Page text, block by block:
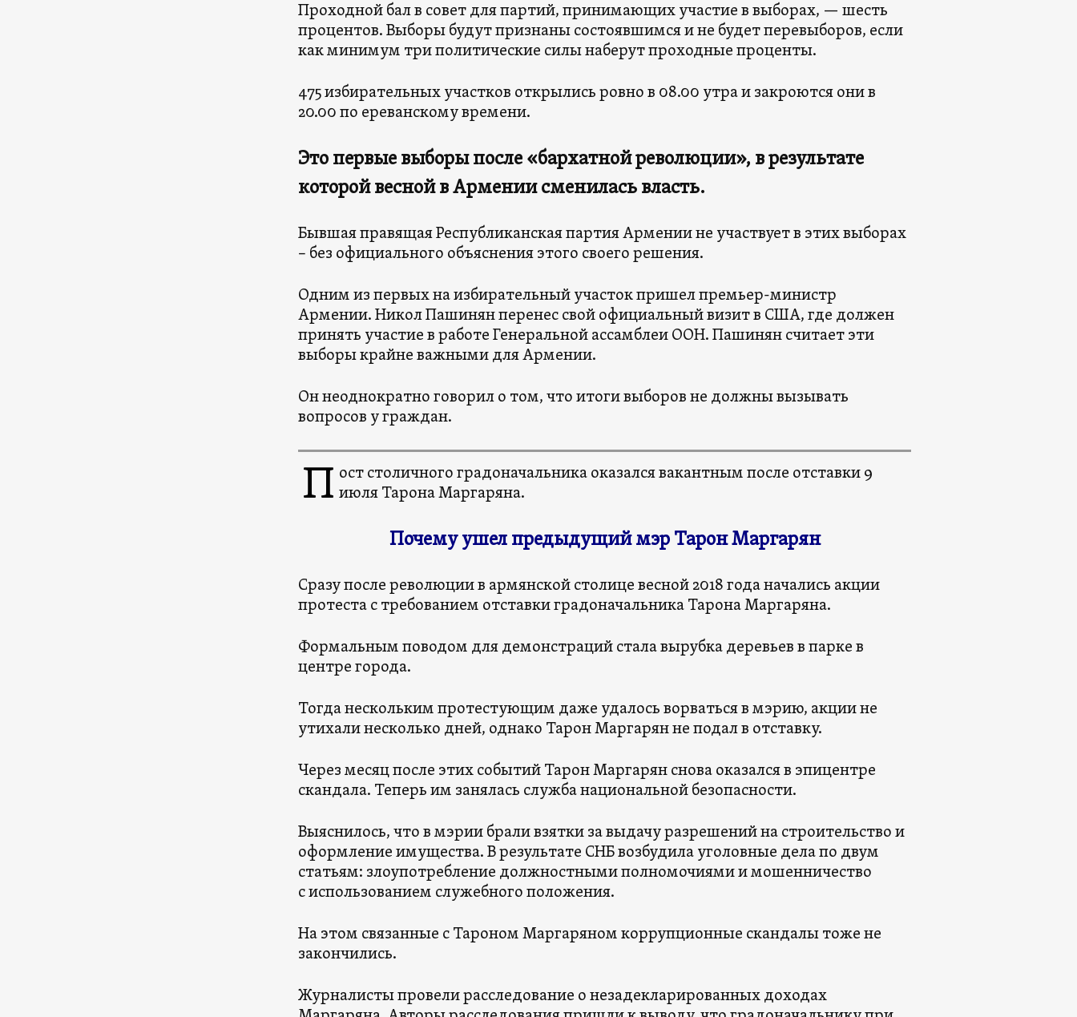
Проходной бал в совет для партий, принимающих участие в выборах, — шесть
процентов. Выборы будут признаны состоявшимся и не будет перевыборов, если
как минимум три политические силы наберут проходные проценты.
475 избирательных участков открылись ровно в 08.00 утра и закроются они в
20.00 по ереванскому времени.
Это первые выборы после «бархатной революции», в результате
которой весной в Армении сменилась власть.
Бывшая правящая Республиканская партия Армении не участвует в этих выборах
– без официального объяснения этого своего решения.
Одним из первых на избирательный участок пришел премьер-министр
Армении. Никол Пашинян перенес свой официальный визит в США, где должен
принять участие в работе Генеральной ассамблеи ООН. Пашинян считает эти
выборы крайне важными для Армении.
Он неоднократно говорил о том, что итоги выборов не должны вызывать
вопросов у граждан.
П ост столичного градоначальника оказался вакантным после отставки 9
июля Тарона Маргаряна.
Почему ушел предыдущий мэр Тарон Маргарян
Сразу после революции в армянской столице весной 2018 года начались акции
протеста с требованием отставки градоначальника Тарона Маргаряна.
Формальным поводом для демонстраций стала вырубка деревьев в парке в
центре города.
Тогда нескольким протестующим даже удалось ворваться в мэрию, акции не
утихали несколько дней, однако Тарон Маргарян не подал в отставку.
Через месяц после этих событий Тарон Маргарян снова оказался в эпицентре
скандала. Теперь им занялась служба национальной безопасности.
Выяснилось, что в мэрии брали взятки за выдачу разрешений на строительство и
оформление имущества. В результате СНБ возбудила уголовные дела по двум
статьям: злоупотребление должностными полномочиями и мошенничество
с использованием служебного положения.
На этом связанные с Тароном Маргаряном коррупционные скандалы тоже не
закончились.
Журналисты провели расследование о незадекларированных доходах